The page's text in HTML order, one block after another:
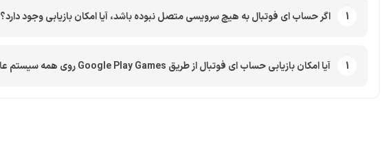
1 اگر حساب ای فوتبال به هیچ سرویسی متصل نبوده باشد، آیا امکان بازیابی وجود دارد؟
1 آیا امکان بازیابی حساب ای فوتبال از طریق Google Play Games روی همه سیستم عامل ها وجود دارد؟